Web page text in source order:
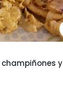
champiñones y